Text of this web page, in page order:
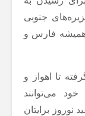
جنوبی
همیشه فارس و
تا اهواز و
می‌توانند
برایتان